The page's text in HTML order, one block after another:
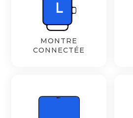
MONTRE
CONNECTÉE